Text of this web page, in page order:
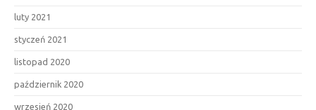
luty 2021
styczeń 2021
listopad 2020
październik 2020
wrzesień 2020